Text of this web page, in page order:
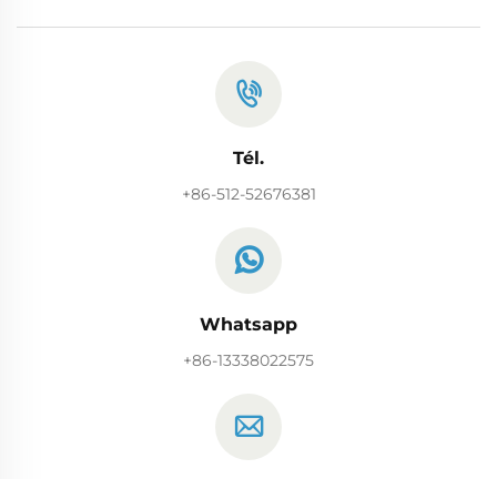
Tél.
+86-512-52676381
Whatsapp
+86-13338022575